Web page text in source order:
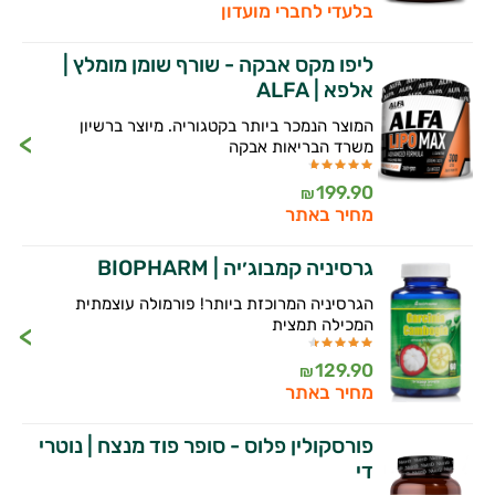
בלעדי לחברי מועדון
ליפו מקס אבקה - שורף שומן מומלץ |
אלפא | ALFA
המוצר הנמכר ביותר בקטגוריה. מיוצר ברשיון
משרד הבריאות אבקה
199.90
₪
מחיר באתר
גרסיניה קמבוג׳יה | BIOPHARM
הגרסיניה המרוכזת ביותר! פורמולה עוצמתית
המכילה תמצית
129.90
₪
מחיר באתר
פורסקולין פלוס - סופר פוד מנצח | נוטרי
די